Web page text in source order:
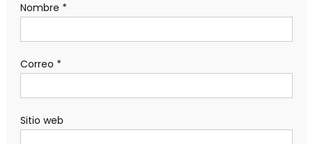
Nombre *
Correo *
Sitio web